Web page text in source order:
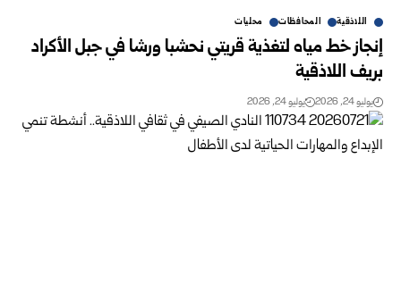
اللاذقية المحافظات محليات
إنجاز خط مياه لتغذية قريتي نحشبا ورشا في جبل الأكراد
بريف اللاذقية
يوليو 24, 2026 يوليو 24, 2026